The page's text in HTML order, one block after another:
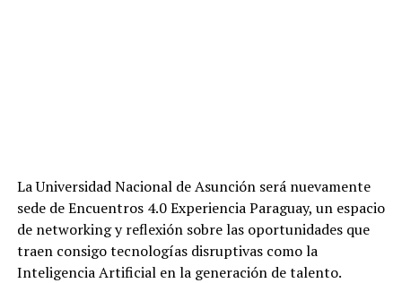
La Universidad Nacional de Asunción será nuevamente
sede de Encuentros 4.0 Experiencia Paraguay, un espacio
de networking y reflexión sobre las oportunidades que
traen consigo tecnologías disruptivas como la
Inteligencia Artificial en la generación de talento.